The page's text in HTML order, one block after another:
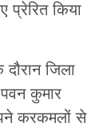
प्रेरित किया
जिला
पवन कुमार
करकमलों से